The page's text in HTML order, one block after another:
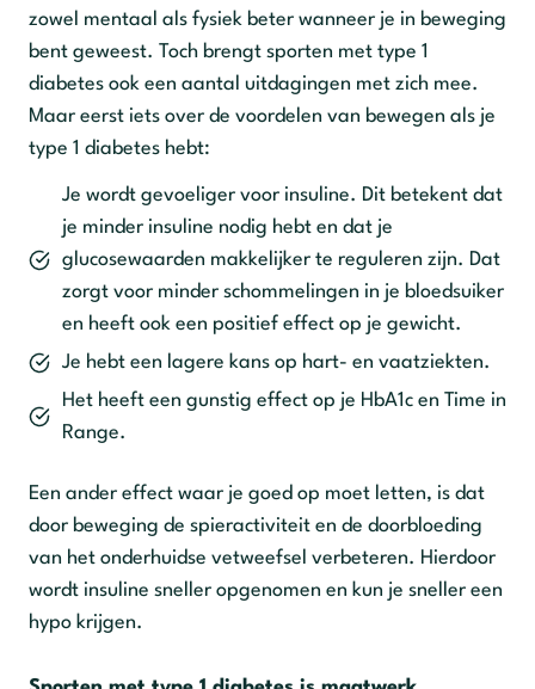
zowel mentaal als fysiek beter wanneer je in beweging
bent geweest. Toch brengt sporten met type 1
diabetes ook een aantal uitdagingen met zich mee.
Maar eerst iets over de voordelen van bewegen als je
type 1 diabetes hebt:
Je wordt gevoeliger voor insuline. Dit betekent dat
je minder insuline nodig hebt en dat je
glucosewaarden makkelijker te reguleren zijn. Dat
zorgt voor minder schommelingen in je bloedsuiker
en heeft ook een positief effect op je gewicht.
Je hebt een lagere kans op hart- en vaatziekten.
Het heeft een gunstig effect op je HbA1c en Time in
Range.
Een ander effect waar je goed op moet letten, is dat
door beweging de spieractiviteit en de doorbloeding
van het onderhuidse vetweefsel verbeteren. Hierdoor
wordt insuline sneller opgenomen en kun je sneller een
hypo krijgen.